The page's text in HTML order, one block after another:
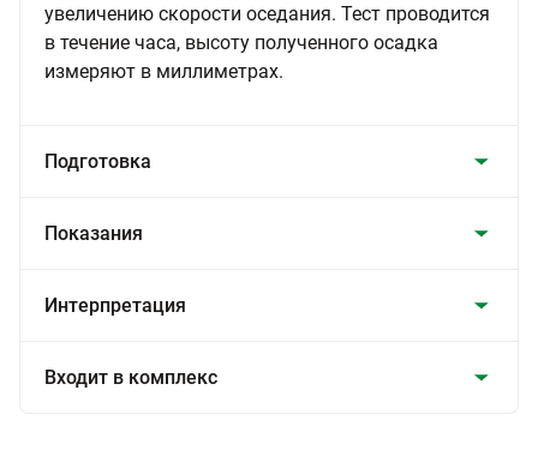
увеличению скорости оседания. Тест проводится
в течение часа, высоту полученного осадка
измеряют в миллиметрах.
Подготовка
Показания
Интерпретация
Входит в комплекс